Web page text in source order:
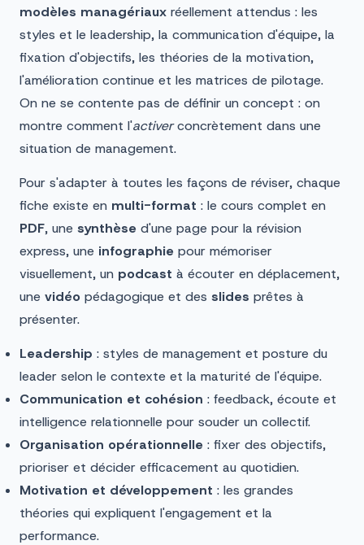
modèles managériaux réellement attendus : les
styles et le leadership, la communication d'équipe, la
fixation d'objectifs, les théories de la motivation,
l'amélioration continue et les matrices de pilotage.
On ne se contente pas de définir un concept : on
montre comment l'activerconcrètement dans une
situation de management.
Pour s'adapter à toutes les façons de réviser, chaque
fiche existe en multi-format : le cours complet en
PDF, une synthèse d'une page pour la révision
express, une infographie pour mémoriser
visuellement, un podcast à écouter en déplacement,
une vidéo pédagogique et des slides prêtes à
présenter.
Leadership : styles de management et posture du
leader selon le contexte et la maturité de l'équipe.
Communication et cohésion : feedback, écoute et
intelligence relationnelle pour souder un collectif.
Organisation opérationnelle : fixer des objectifs,
prioriser et décider efficacement au quotidien.
Motivation et développement : les grandes
théories qui expliquent l'engagement et la
performance.